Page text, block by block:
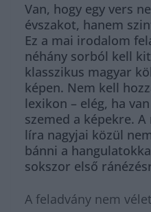
Van, hogy egy vers
évszakot, hanem
Ez a mai irodalom
néhány sorból kell
klasszikus magyar
képen. Nem kell
lexikon – elég, ha
szemed a képekre.
líra nagyjai közül
bánni a
sokszor első
A feladvány nem